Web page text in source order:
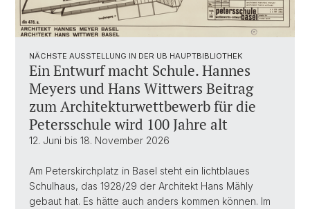
NÄCHSTE AUSSTELLUNG IN DER UB HAUPTBIBLIOTHEK
Ein Entwurf macht Schule. Hannes
Meyers und Hans Wittwers Beitrag
zum Architekturwettbewerb für die
Petersschule wird 100 Jahre alt
12. Juni bis 18. November 2026
Am Peterskirchplatz in Basel steht ein lichtblaues
Schulhaus, das 1928/29 der Architekt Hans Mähly
gebaut hat. Es hätte auch anders kommen können. Im